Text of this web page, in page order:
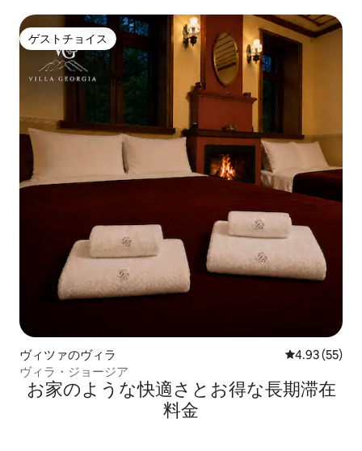
ゲストチョイス
ゲストチョイス
ヴィツァのヴィラ レビュー55
4.93 (55)
ヴィラ・ジョージア
お家のような快⁠適⁠さ⁠とお⁠得⁠な長⁠期⁠滞⁠在
料⁠金